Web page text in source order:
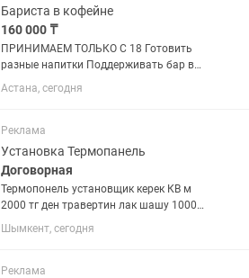
Бариста в кофейне
160 000 ₸
ПРИНИМАЕМ ТОЛЬКО С 18 Готовить
разные напитки Поддерживать бар в
чистоте Знать цены товаров График
Астана, сегодня
Реклама
Установка Термопанель
Договорная
Термопонель установщик керек КВ м
2000 тг ден травертин лак шашу 1000
кв м 3 объект бар Таргет жибертып
клиент озым табам Только жумыс
катырмайсыздар. Октай етып...
Шымкент, сегодня
Реклама